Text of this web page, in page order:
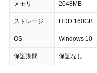
メモリ 2048MB
ストレージ HDD 160GB
OS Windows 10
保証期間 保証なし